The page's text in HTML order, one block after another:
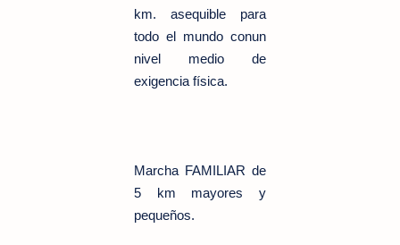
km. asequible para
todo el mundo conun
nivel medio de
exigencia física.
Marcha FAMILIAR de
5 km mayores y
pequeños.